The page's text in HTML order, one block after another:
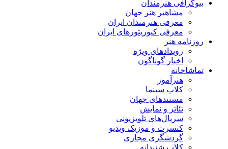
بیوگرافی هنرمندان
مشاهیر هنر جهان
معرفی هنرمندان ایران
معرفی کیوریتورهای ایران
روزنامه هنر
رویدادهای ویژه
اخبار گوناگون
تماشاخانه
هنرآموز
کلاب سینما
مستندهای جهان
تئاتر و نمایش
سریال‌های تلویزیونی
کنسرت و موزیک ویدیو
گردشگری مجازی